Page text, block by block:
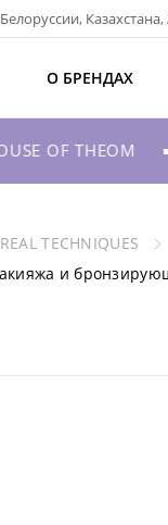
О БРЕНДАХ
OF THEOM
REAL TECHNIQUES
и